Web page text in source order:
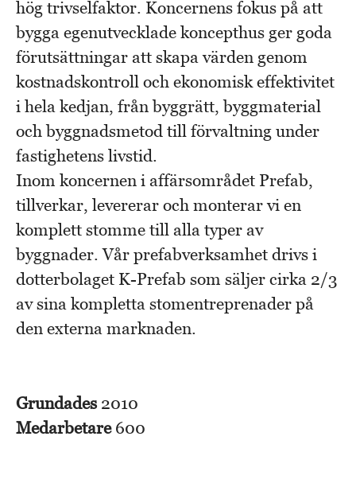
hög trivselfaktor. Koncernens fokus på att
bygga egenutvecklade koncepthus ger goda
förutsättningar att skapa värden genom
kostnadskontroll och ekonomisk effektivitet
i hela kedjan, från byggrätt, byggmaterial
och byggnadsmetod till förvaltning under
fastighetens livstid.
Inom koncernen i affärsområdet Prefab,
tillverkar, levererar och monterar vi en
komplett stomme till alla typer av
byggnader. Vår prefabverksamhet drivs i
dotterbolaget K-Prefab som säljer cirka 2/3
av sina kompletta stomentreprenader på
den externa marknaden.
Grundades 2010
Medarbetare 600